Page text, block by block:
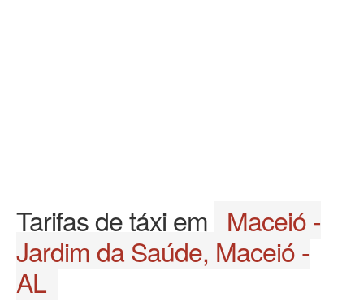
Tarifas de táxi em Maceió -
Jardim da Saúde, Maceió -
AL